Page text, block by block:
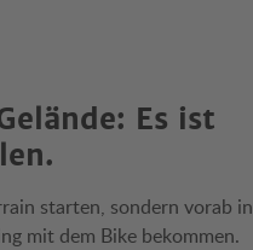
Es ist
starten, sondern vorab in
mit dem Bike bekommen.